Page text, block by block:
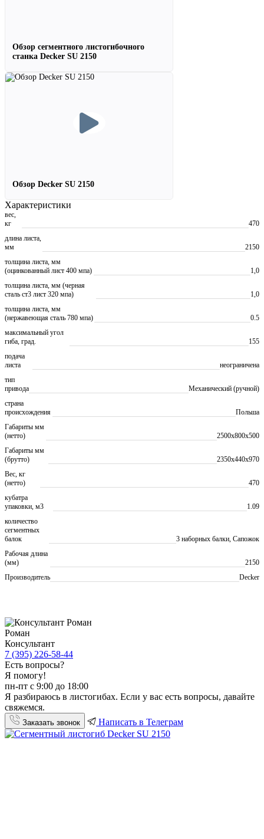
Обзор сегментного листогибочного
станка Decker SU 2150
Обзор Decker SU 2150
Характеристики
вес,
кг
470
длина листа,
мм
2150
толщина листа, мм
(оцинкованный лист 400 мпа)
1,0
толщина листа, мм (черная
сталь ст3 лист 320 мпа)
1,0
толщина листа, мм
(нержавеющая сталь 780 мпа)
0.5
максимальный угол
гиба, град.
155
подача
листа
неограничена
тип
привода
Механический (ручной)
страна
происхождения
Польша
Габариты мм
(нетто)
2500x800x500
Габариты мм
(брутто)
2350х440х970
Вес, кг
(нетто)
470
кубатра
упаковки, м3
1.09
количество
сегментных
балок
3 наборных балки, Сапожок
Рабочая длина
(мм)
2150
Производитель
Decker
Роман
Консультант
7 (395) 226-58-44
Есть вопросы?
Я помогу!
пн-пт с 9:00 до 18:00
Я разбираюсь в листогибах. Если у вас есть вопросы, давайте
свяжемся.
Заказать звонок Написать в Телеграм